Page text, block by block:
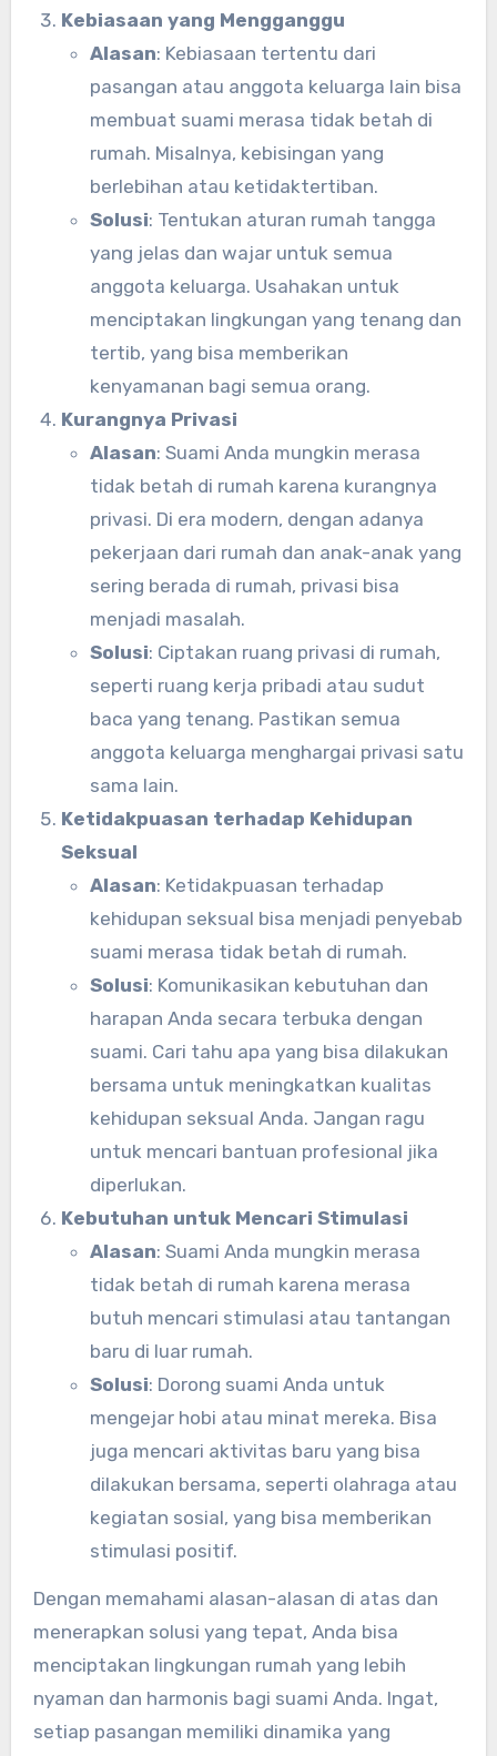
Kebiasaan yang Mengganggu
Alasan: Kebiasaan tertentu dari
pasangan atau anggota keluarga lain bisa
membuat suami merasa tidak betah di
rumah. Misalnya, kebisingan yang
berlebihan atau ketidaktertiban.
Solusi: Tentukan aturan rumah tangga
yang jelas dan wajar untuk semua
anggota keluarga. Usahakan untuk
menciptakan lingkungan yang tenang dan
tertib, yang bisa memberikan
kenyamanan bagi semua orang.
Kurangnya Privasi
Alasan: Suami Anda mungkin merasa
tidak betah di rumah karena kurangnya
privasi. Di era modern, dengan adanya
pekerjaan dari rumah dan anak-anak yang
sering berada di rumah, privasi bisa
menjadi masalah.
Solusi: Ciptakan ruang privasi di rumah,
seperti ruang kerja pribadi atau sudut
baca yang tenang. Pastikan semua
anggota keluarga menghargai privasi satu
sama lain.
Ketidakpuasan terhadap Kehidupan
Seksual
Alasan: Ketidakpuasan terhadap
kehidupan seksual bisa menjadi penyebab
suami merasa tidak betah di rumah.
Solusi: Komunikasikan kebutuhan dan
harapan Anda secara terbuka dengan
suami. Cari tahu apa yang bisa dilakukan
bersama untuk meningkatkan kualitas
kehidupan seksual Anda. Jangan ragu
untuk mencari bantuan profesional jika
diperlukan.
Kebutuhan untuk Mencari Stimulasi
Alasan: Suami Anda mungkin merasa
tidak betah di rumah karena merasa
butuh mencari stimulasi atau tantangan
baru di luar rumah.
Solusi: Dorong suami Anda untuk
mengejar hobi atau minat mereka. Bisa
juga mencari aktivitas baru yang bisa
dilakukan bersama, seperti olahraga atau
kegiatan sosial, yang bisa memberikan
stimulasi positif.
Dengan memahami alasan-alasan di atas dan
menerapkan solusi yang tepat, Anda bisa
menciptakan lingkungan rumah yang lebih
nyaman dan harmonis bagi suami Anda. Ingat,
setiap pasangan memiliki dinamika yang